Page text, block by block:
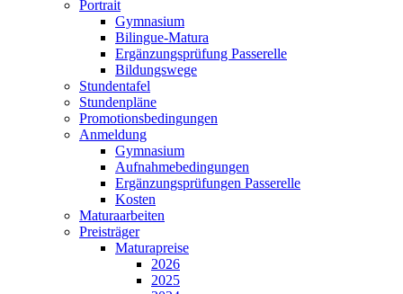
Portrait
Gymnasium
Bilingue-Matura
Ergänzungsprüfung Passerelle
Bildungswege
Stundentafel
Stundenpläne
Promotionsbedingungen
Anmeldung
Gymnasium
Aufnahmebedingungen
Ergänzungsprüfungen Passerelle
Kosten
Maturaarbeiten
Preisträger
Maturapreise
2026
2025